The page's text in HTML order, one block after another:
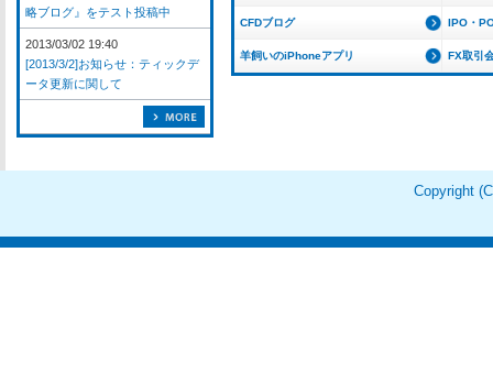
CFDブログ IPO・
羊飼いのiPhoneアプリ FX取引
略ブログ』をテスト投稿中
2013/03/02 19:40
[2013/3/2]お知らせ：ティックデ
ータ更新に関して
Copyright